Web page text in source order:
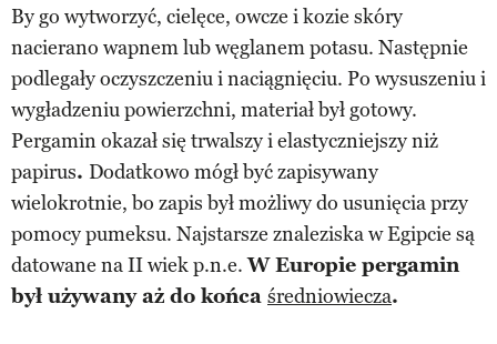
By go wytworzyć, cielęce, owcze i kozie skóry
nacierano wapnem lub węglanem potasu. Następnie
podlegały oczyszczeniu i naciągnięciu. Po wysuszeniu i
wygładzeniu powierzchni, materiał był gotowy.
Pergamin okazał się trwalszy i elastyczniejszy niż
papirus. Dodatkowo mógł być zapisywany
wielokrotnie, bo zapis był możliwy do usunięcia przy
pomocy pumeksu. Najstarsze znaleziska w Egipcie są
datowane na II wiek p.n.e.W Europie pergamin
był używany aż do końca średniowiecza.